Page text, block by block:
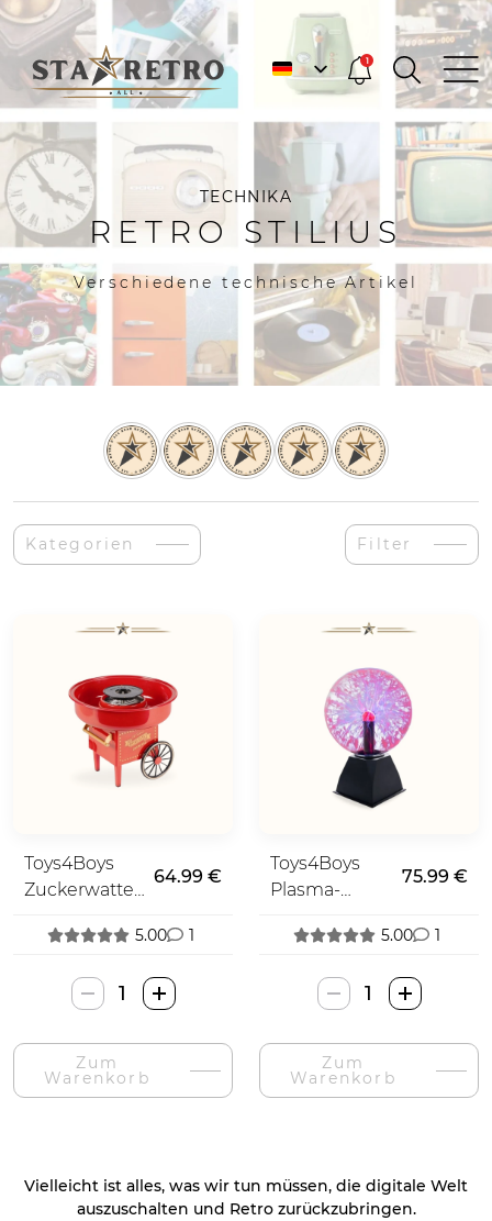
1
TECHNIKA
RETRO STILIUS
Verschiedene technische Artikel
Kategorien Filter
Toys4Boys
Zuckerwatte-
64.99 €
5.00 1
Toys4Boys
Cukraus
Vatos
Gaminimo
Mašina-
Zum
Warenkorb
Toys4Boys
Plasma-
75.99 €
5.00 1
Toys4Boys
Plazminė
Lempa-
Menge
Zum
Warenkorb
Vielleicht ist alles, was wir tun müssen, die digitale Welt
auszuschalten und Retro zurückzubringen.